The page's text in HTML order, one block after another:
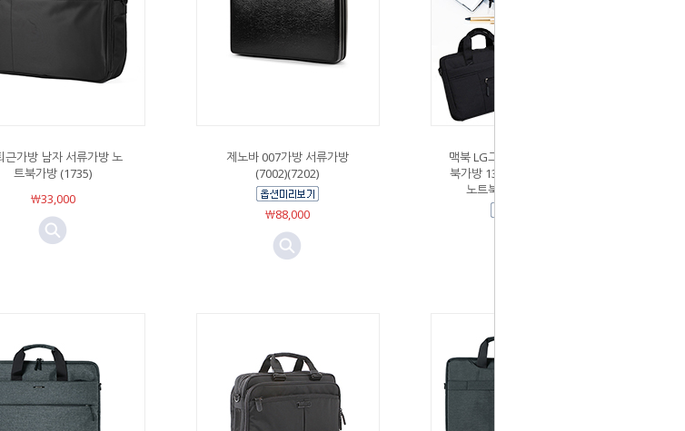
근가방 남자 서류가방 노
트북가방 (1735)
￦33,000
제노바 007가방 서류가방
(7002)(7202)
￦88,000
맥북 LG그램 삼성 태블릿 노트
북가방 13인치 14인치 15인치
노트북서류가방 (3304)